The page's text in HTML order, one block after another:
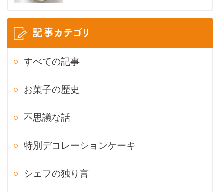
記事カテゴリ
すべての記事
お菓子の歴史
不思議な話
特別デコレーションケーキ
シェフの独り言